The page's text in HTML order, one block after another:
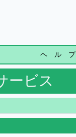
ヘ ル プ
ービス